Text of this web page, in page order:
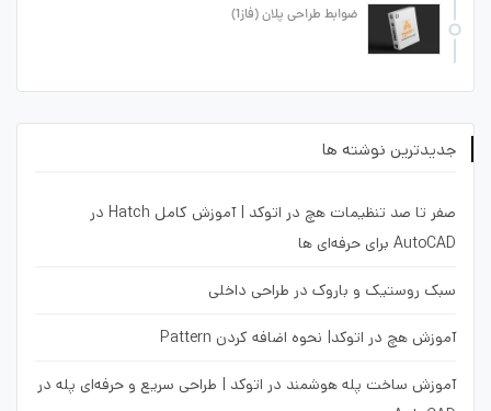
ضوابط طراحی پلان (فاز1)
جدیدترین نوشته ها
صفر تا صد تنظیمات هچ در اتوکد | آموزش کامل Hatch در
AutoCAD برای حرفه‌ای ها
سبک روستیک و باروک در طراحی داخلی
آموزش هچ در اتوکد| نحوه اضافه کردن Pattern
آموزش ساخت پله هوشمند در اتوکد | طراحی سریع و حرفه‌ای پله در